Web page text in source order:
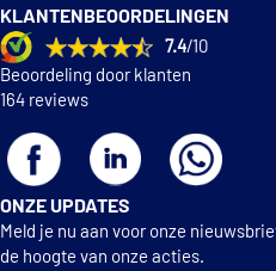
KLANTENBEOORDELINGEN
7.4/10
Beoordeling door klanten
164 reviews
ONZE UPDATES
Meld je nu aan voor onze
de hoogte van onze acties.